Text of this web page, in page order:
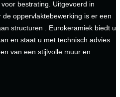
bestrating. Uitgevoerd in
oppervlaktebewerking is er een
structuren . Eurokeramiek biedt u
en staat u met technisch advies
van een stijlvolle muur en